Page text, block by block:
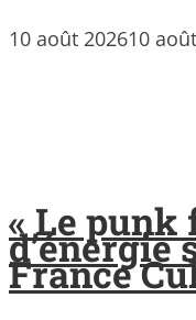
10 août 202610
« Le punk
d’énergie
France